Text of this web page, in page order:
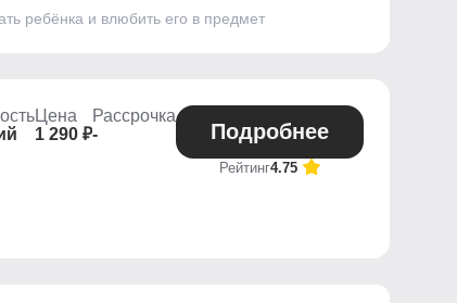
ребёнка и влюбить его в предмет
Цена
1 290 ₽
Рассрочка
-
Подробнее
Рейтинг4.75